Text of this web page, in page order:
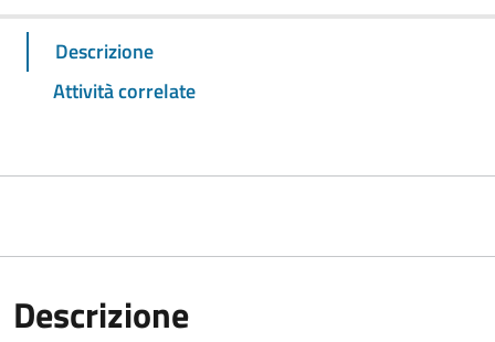
Descrizione
Attività correlate
Descrizione